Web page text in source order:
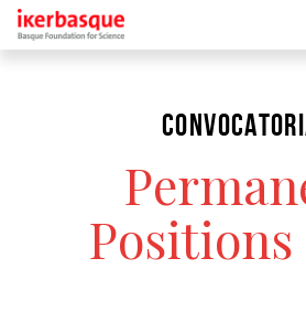
Investigadoras/es
Positions